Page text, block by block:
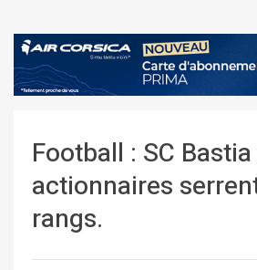
Football : SC
actionnaires
rangs.